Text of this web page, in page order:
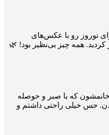
نوروز رو با عکس‌های
کردید. همه چیز بی‌نظیر بود! 🌿
خانمشون که با صبر و حوصله
حس خیلی راحتی داشتم و